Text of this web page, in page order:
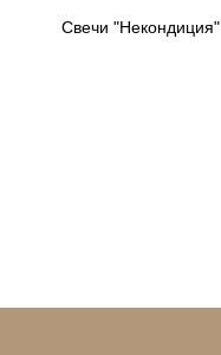
Свечи "Некондиция"